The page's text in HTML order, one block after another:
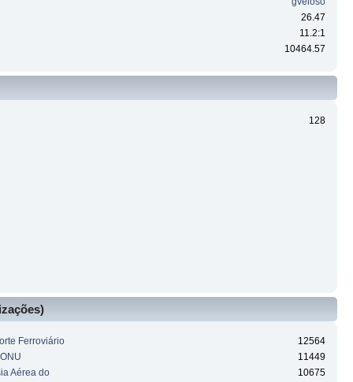
26.47
11.2:1
10464.57
128
Ferroviário
12564
11449
Aérea do
10675